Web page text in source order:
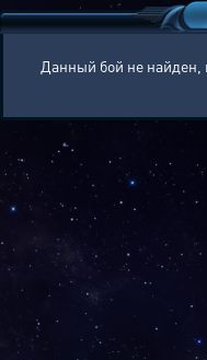
Данный бой не найден,